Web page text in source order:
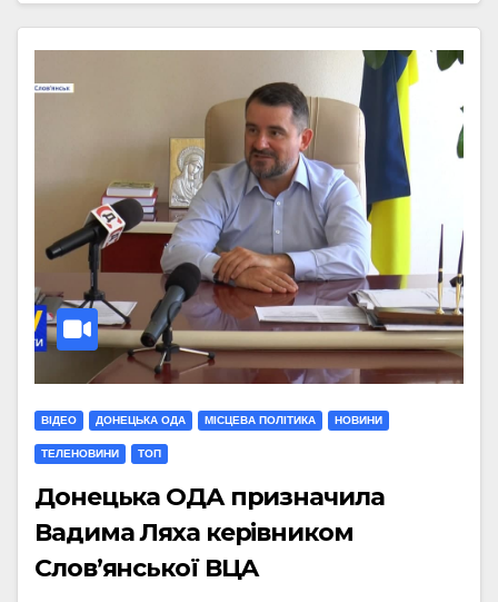
ВІДЕО ДОНЕЦЬКА ОДА МIСЦЕВА ПОЛIТИКА НОВИНИ
ТЕЛЕНОВИНИ ТОП
Донецька ОДА призначила
Вадима Ляха керівником
Слов’янської ВЦА